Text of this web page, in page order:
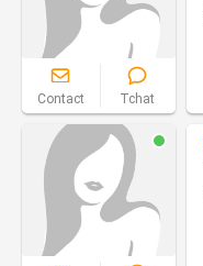
Contact Tchat